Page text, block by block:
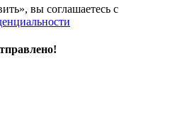
вы соглашаетесь с